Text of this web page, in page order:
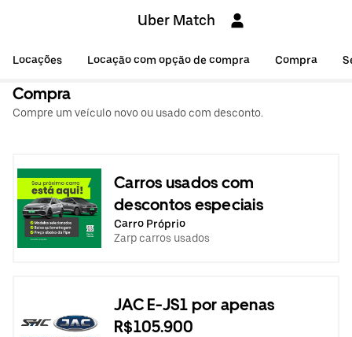
Uber Match
Locações Locação com opção de compra Compra
Compra
Compre um veículo novo ou usado com desconto.
Carros usados com
descontos especiais
Carro Próprio
Zarp carros usados
JAC E-JS1 por apenas
R$105.900